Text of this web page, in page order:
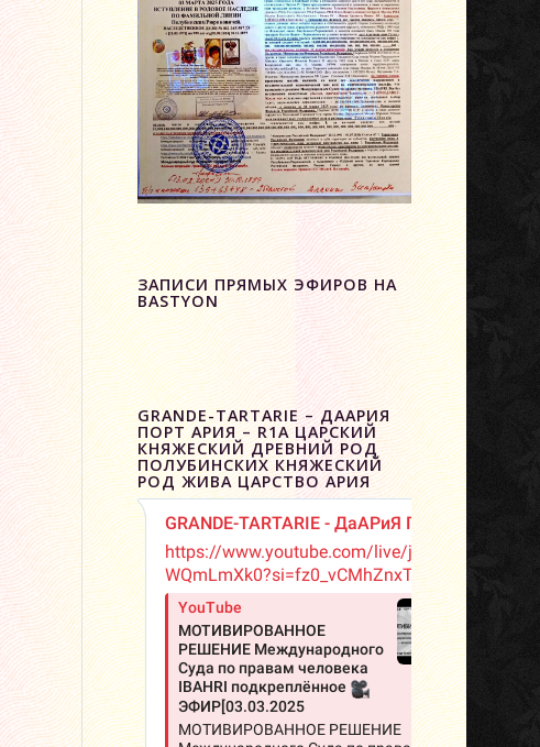
ЗАПИСИ ПРЯМЫХ ЭФИРОВ НА
BASTYON
GRANDE-TARTARIE – ДААРИЯ
ПОРТ АРИЯ – R1A ЦАРСКИЙ
КНЯЖЕСКИЙ ДРЕВНИЙ РОД
ПОЛУБИНСКИХ КНЯЖЕСКИЙ
РОД ЖИВА ЦАРСТВО АРИЯ